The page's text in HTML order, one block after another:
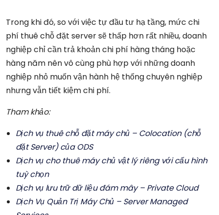
Trong khi đó, so với việc tự đầu tư hạ tầng, mức chi
phí thuê chỗ đặt server sẽ thấp hơn rất nhiều, doanh
nghiệp chỉ cần trả khoản chi phí hàng tháng hoặc
hàng năm nên vô cùng phù hợp với những doanh
nghiệp nhỏ muốn vận hành hệ thống chuyên nghiệp
nhưng vẫn tiết kiệm chi phí.
Tham khảo:
Dịch vụ thuê chỗ đặt máy chủ – Colocation (chỗ
đặt Server) của ODS
Dịch vụ cho thuê máy chủ vật lý riêng với cấu hình
tuỳ chọn
Dịch vụ lưu trữ dữ liệu đám mây – Private Cloud
Dịch Vụ Quản Trị Máy Chủ – Server Managed